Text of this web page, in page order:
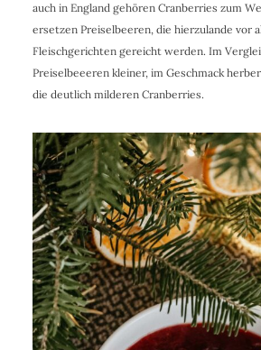
auch in England gehören Cranberries zum
ersetzen Preiselbeeren, die hierzulande vor
Fleischgerichten gereicht werden. Im
Preiselbeeeren kleiner, im Geschmack
die deutlich milderen Cranberries.